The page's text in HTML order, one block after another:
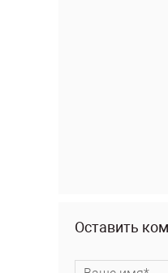
Оставить